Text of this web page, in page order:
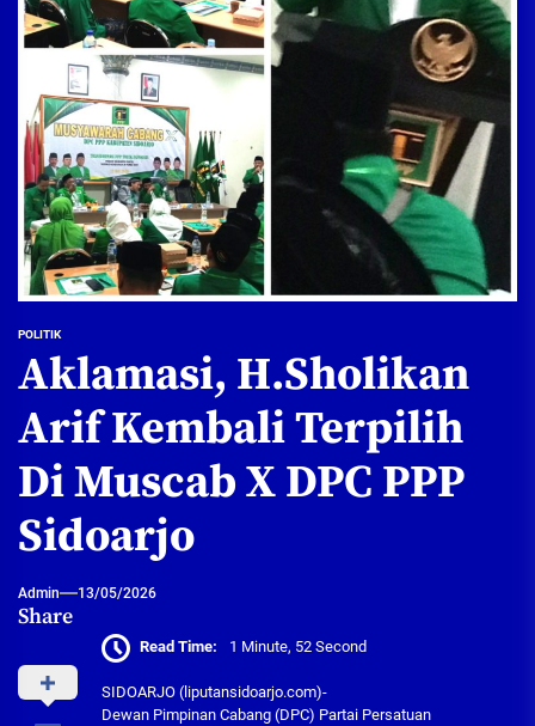
POLITIK
Aklamasi, H.Sholikan
Arif Kembali Terpilih
Di Muscab X DPC PPP
Sidoarjo
Admin 13/05/2026
Share
Read Time: 1 Minute, 52 Second
SIDOARJO (liputansidoarjo.com)-
Dewan Pimpinan Cabang (DPC) Partai Persatuan